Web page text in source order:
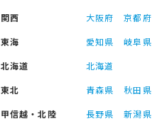
関西
大阪府 京都府
東海
愛知県 岐阜県
北海道
北海道
東北
青森県 秋田県
甲信越・北陸
長野県 新潟県